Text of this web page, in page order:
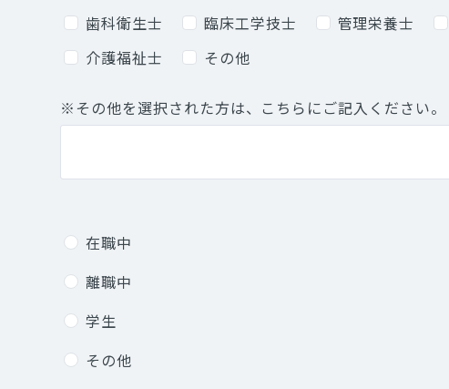
歯科衛生士
臨床工学技士 管理栄養士
介護福祉士
その他
※その他を選択された方は、こちらにご記入ください。
在職中
離職中
学生
その他